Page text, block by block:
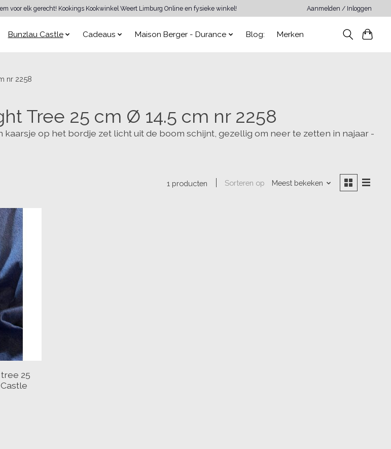
voor elk gerecht! Kookings Kookwinkel Weert Limburg Online en fysieke winkel! Aanmelden / Inloggen
Bunzlau Castle Cadeaus Maison Berger - Durance Blog: Merken
nr 2258
Tree 25 cm Ø 14.5 cm nr 2258
op het bordje zet licht uit de boom schijnt, gezellig om neer te zetten in najaar -
1 producten Sorteren op Meest bekeken
25